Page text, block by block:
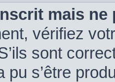
mais ne
vérifiez
sont
pu s’être